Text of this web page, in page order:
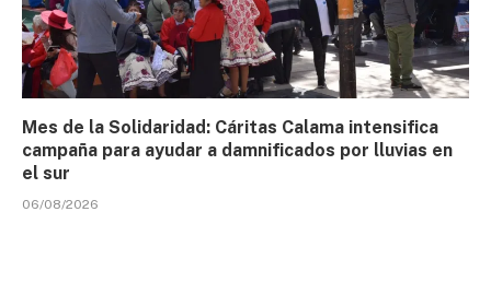
Mes de la Solidaridad: Cáritas Calama intensifica
campaña para ayudar a damnificados por lluvias en
el sur
06/08/2026